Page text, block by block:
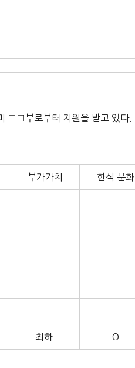
□□부로부터 지원을 받고 있다.
부가가치 한식 문화
최하 O